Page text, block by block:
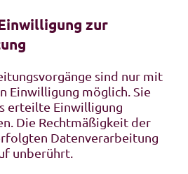
zur
sind nur mit
Einwilligung möglich. Sie
erteilte Einwilligung
Die Rechtmäßigkeit der
Datenverarbeitung
unberührt.